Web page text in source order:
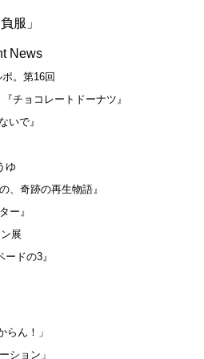
服」
News
。第16回
チョコレートドーナツ』
いで』
ゆ
、奇跡の再生物語』
ー』
展
ドの3』
らん！」
ション」